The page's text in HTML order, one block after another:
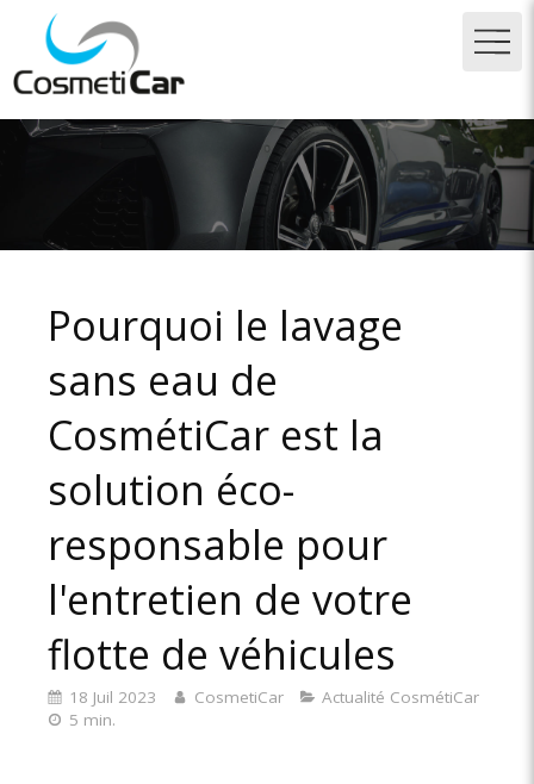
Pourquoi le lavage
sans eau de
CosmétiCar est la
solution éco-
responsable pour
l'entretien de votre
flotte de véhicules
18 Juil 2023 CosmetiCar
Actualité CosmétiCar
5 min.